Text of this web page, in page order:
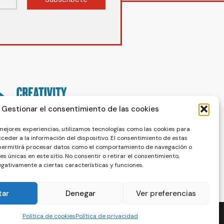
Gestionar el consentimiento de las cookies
experiencias, utilizamos tecnologías como las cookies para
a la información del dispositivo. El consentimiento de estas
procesar datos como el comportamiento de navegación o
únicas en este sitio. No consentir o retirar el consentimiento,
a ciertas características y funciones.
Denegar Ver preferencias
Política de cookiesPolítica de privacidad